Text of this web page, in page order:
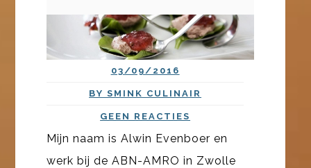
03/09/2016
BY SMINK CULINAIR
GEEN REACTIES
Mijn naam is Alwin Evenboer en
werk bij de ABN-AMRO in Zwolle